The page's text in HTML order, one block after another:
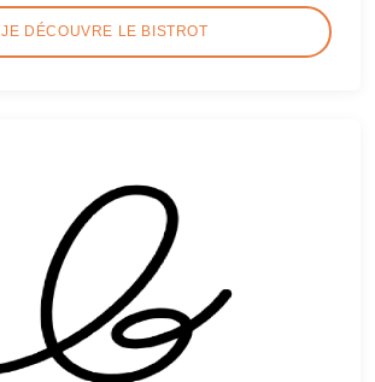
JE DÉCOUVRE LE BISTROT